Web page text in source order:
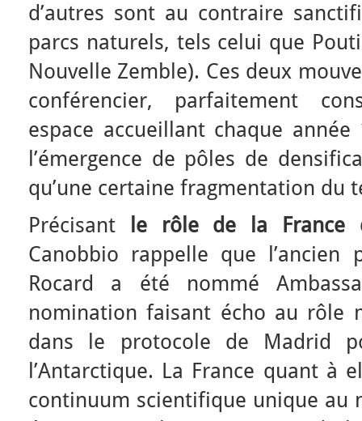
d’autres sont au contraire
parcs naturels, tels celui que
Nouvelle Zemble). Ces deux
conférencier, parfaitement
espace accueillant chaque
l’émergence de pôles de
qu’une certaine fragmentation du
Précisant le rôle de la France
Canobbio rappelle que l’ancien
Rocard a été nommé
nomination faisant écho au rôle
dans le protocole de Madrid
l’Antarctique. La France quant à
continuum scientifique unique au